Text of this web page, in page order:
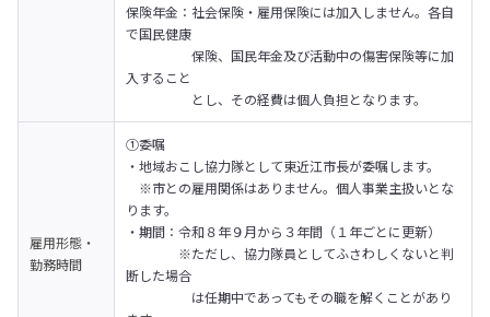
保険年金：社会保険・雇用保険には加入しません。各自
で国民健康
保険、国民年金及び活動中の傷害保険等に加
入すること
とし、その経費は個人負担となります。
雇用形態・
勤務時間
①委嘱
・地域おこし協力隊として東近江市長が委嘱します。
※市との雇用関係はありません。個人事業主扱いとな
ります。
・期間：令和８年９月から３年間（１年ごとに更新）
※ただし、協力隊員としてふさわしくないと判
断した場合
は任期中であってもその職を解くことがあり